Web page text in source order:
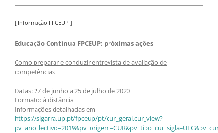
[ Informação FPCEUP ]
Educação Contínua FPCEUP: próximas ações
Como preparar e conduzir entrevista de avaliação de
competências
Datas: 27 de junho a 25 de julho de 2020
Formato: à distância
Informações detalhadas em
https://sigarra.up.pt/fpceup/pt/cur_geral.cur_view?